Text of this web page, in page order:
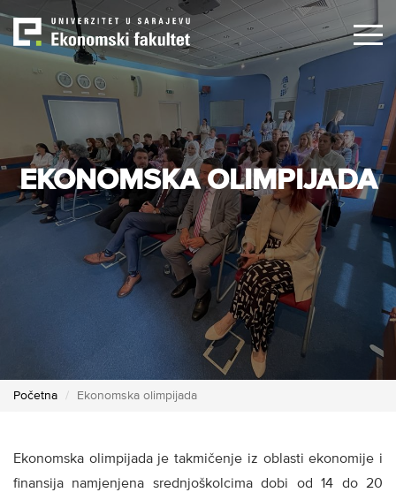
main
EKONOMSKA OLIMPIJADA
Početna Ekonomska olimpijada
Ekonomska olimpijada je takmičenje iz oblasti ekonomije i
finansija namjenjena srednjoškolcima dobi od 14 do 20